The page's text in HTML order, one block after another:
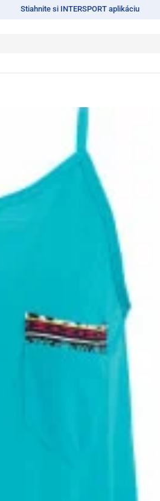
Stiahnite si INTERSPORT aplikáciu